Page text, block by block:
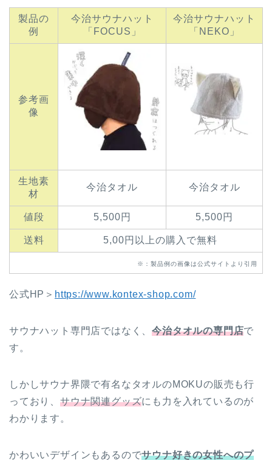
製品の
例
今治サウナハット
「FOCUS」
今治サウナハット
「NEKO」
参考画
像
生地素
材
今治タオル 今治タオル
値段 5,500円 5,500円
送料 5,00円以上の購入で無料
※：製品例の画像は公式サイトより引用
公式HP＞ https://www.kontex-shop.com/
サウナハット専門店ではなく、今治タオルの専門店で
す。
しかしサウナ界隈で有名なタオルのMOKUの販売も行
っており、 サウナ関連グッズにも力を入れているのが
わかります。
かわいいデザインもあるのでサウナ好きの女性へのプ